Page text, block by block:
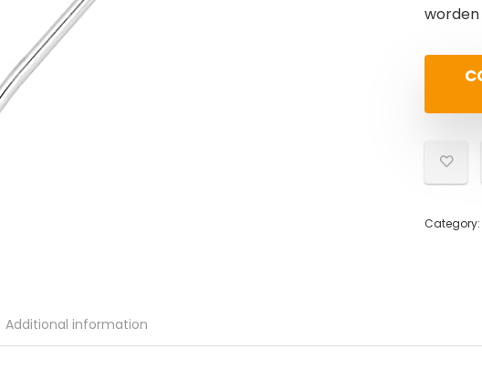
Category:
Additional information